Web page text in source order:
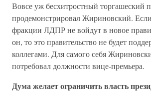
Вовсе уж бесхитростный торгашеский
продемонстрировал Жириновский.
фракции ЛДПР не войдут в новое
он, то это правительство не будет
коллегами. Для самого себя
потребовал должности вице-премьера.
Дума желает ограничить власть